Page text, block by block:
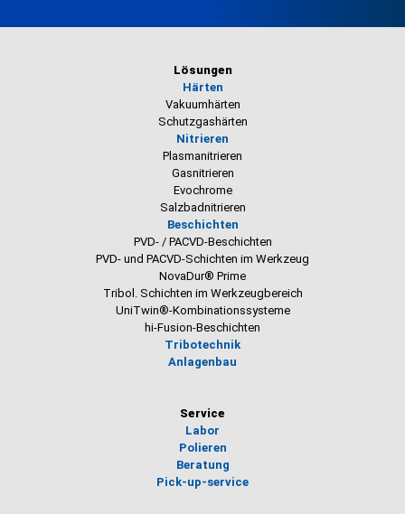
Lösungen
Härten
Vakuumhärten
Schutzgashärten
Nitrieren
Plasmanitrieren
Gasnitrieren
Evochrome
Salzbadnitrieren
Beschichten
PVD- / PACVD-Beschichten
PVD- und PACVD-Schichten im Werkzeug
NovaDur® Prime
Tribol. Schichten im Werkzeugbereich
UniTwin®-Kombinationssysteme
hi-Fusion-Beschichten
Tribotechnik
Anlagenbau
Service
Labor
Polieren
Beratung
Pick-up-service